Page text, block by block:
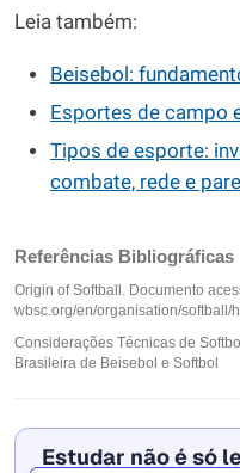
Leia também:
Beisebol:
Esportes de campo
Tipos de esporte:
combate, rede e
Referências Bibliográficas
Origin of Softball. Documento
wbsc.org/en/organisation/softball/
Considerações Técnicas de
Brasileira de Beisebol e Softbol
Estudar não é só